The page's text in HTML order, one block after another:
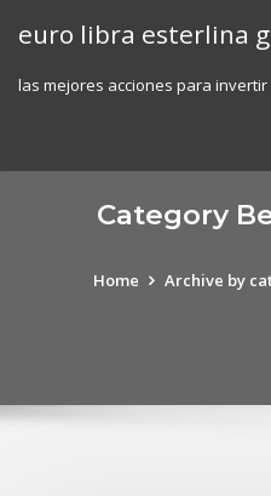
euro libra esterlina
las mejores acciones para
Category
Home Archive by